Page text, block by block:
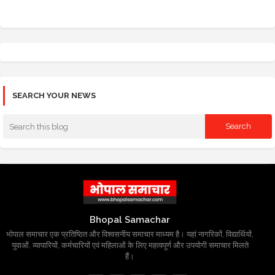
SEARCH YOUR NEWS
Bhopal Samachar
भोपाल समाचार एक प्रतिष्ठित और विश्वसनीय समाचार माध्यम है। यहां नागरिकों, विद्यार्थियों,
युवाओं, व्यापारियों, कर्मचारियों एवं महिलाओं के लिए महत्वपूर्ण और उपयोगी समाचार मिलते
हैं।